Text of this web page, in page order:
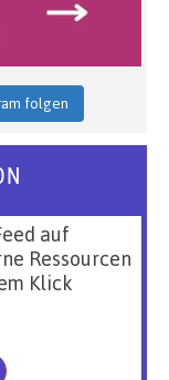
folgen
auf
Ressourcen
Klick